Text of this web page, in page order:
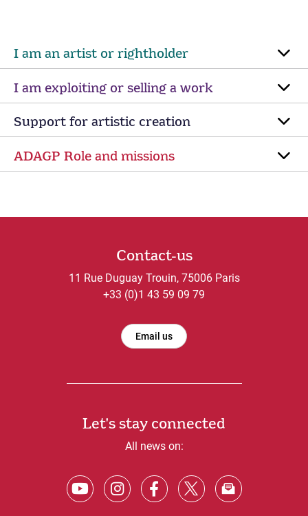
I am an artist or rightholder
I am exploiting or selling a work
Support for artistic creation
ADAGP Role and missions
Contact-us
11 Rue Duguay Trouin, 75006 Paris
+33 (0)1 43 59 09 79
Email us
Let's stay connected
All news on: